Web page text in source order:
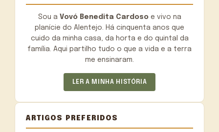
Sou a Vovó Benedita Cardosoe vivo na
planície do Alentejo. Há cinquenta anos que
cuido da minha casa, da horta e do quintal da
família. Aqui partilho tudo o que a vida e a terra
me ensinaram.
LER A MINHA HISTÓRIA
ARTIGOS PREFERIDOS